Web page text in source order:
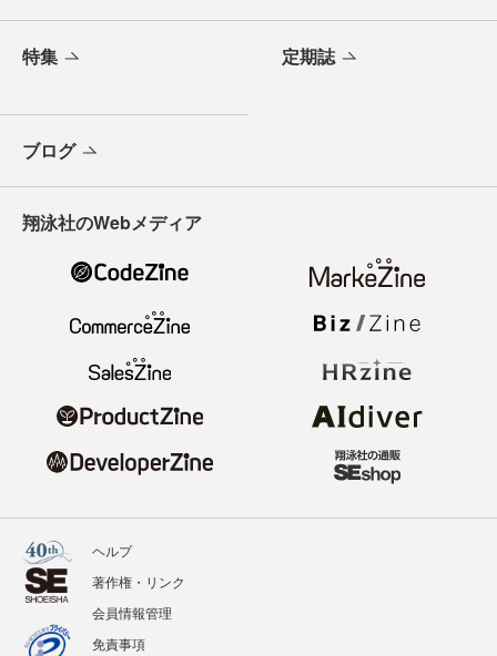
特集 定期誌
ブログ
翔泳社のWebメディア
ヘルプ
著作権・リンク
会員情報管理
免責事項